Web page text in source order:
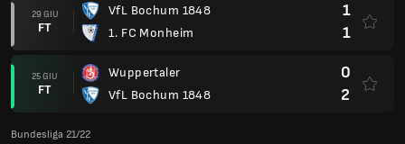
29 GIU
FT
VfL Bochum 1848
1. FC Monheim
1
1
25 GIU
FT
Wuppertaler
VfL Bochum 1848
0
2
Bundesliga 21/22